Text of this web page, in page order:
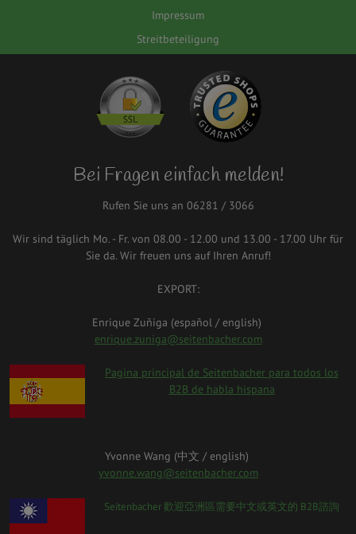
Impressum
Streitbeteiligung
Bei Fragen einfach melden!
Rufen Sie uns an 06281 / 3066
Wir sind täglich Mo. - Fr. von 08.00 - 12.00 und 13.00 - 17.00 Uhr für
Sie da. Wir freuen uns auf Ihren Anruf!
EXPORT:
Enrique Zuñiga (español / english)
enrique.zuniga@seitenbacher.com
spanien.png
Pagina principal de Seitenbacher para todos los
B2B de habla hispana
Yvonne Wang (中⽂ / english)
yvonne.wang@seitenbacher.com
taiwan_0.pngSeitenbacher 歡迎亞洲區需要中⽂或英⽂的 B2B諮詢